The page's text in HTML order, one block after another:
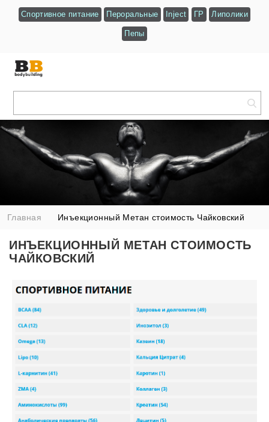
Спортивное питание Пероральные Inject ГР Липолики
Пепы
Главная Инъекционный Метан стоимость Чайковский
ИНЪЕКЦИОННЫЙ МЕТАН СТОИМОСТЬ
ЧАЙКОВСКИЙ